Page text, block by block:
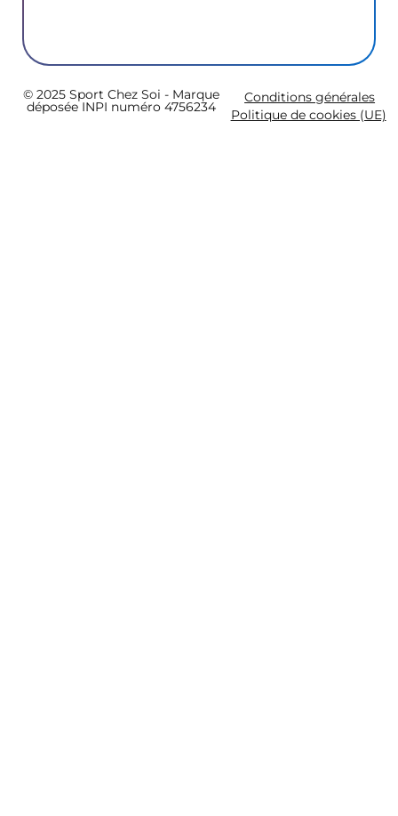
© 2025 Sport Chez Soi - Marque
déposée INPI numéro 4756234
Conditions générales
Politique de cookies (UE)